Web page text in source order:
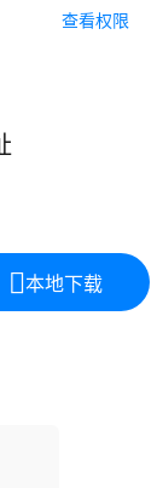
查看权限
本地下载